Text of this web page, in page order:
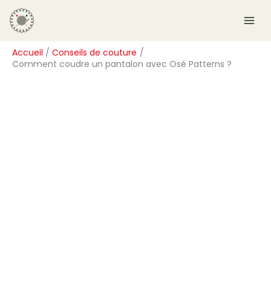
Aller
au
contenu
Accueil
Conseils de couture
Comment coudre un pantalon avec Osé Patterns ?
R
e
c
h